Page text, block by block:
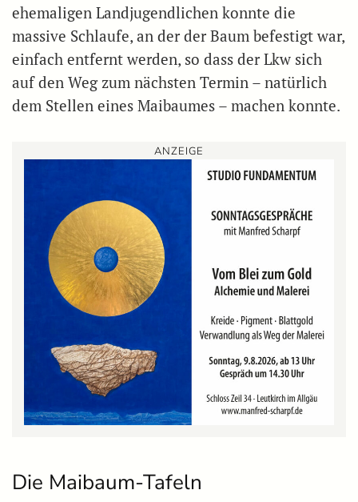
ehemaligen Landjugendlichen konnte die
massive Schlaufe, an der der Baum befestigt war,
einfach entfernt werden, so dass der Lkw sich
auf den Weg zum nächsten Termin – natürlich
dem Stellen eines Maibaumes – machen konnte.
ANZEIGE
Die Maibaum-Tafeln